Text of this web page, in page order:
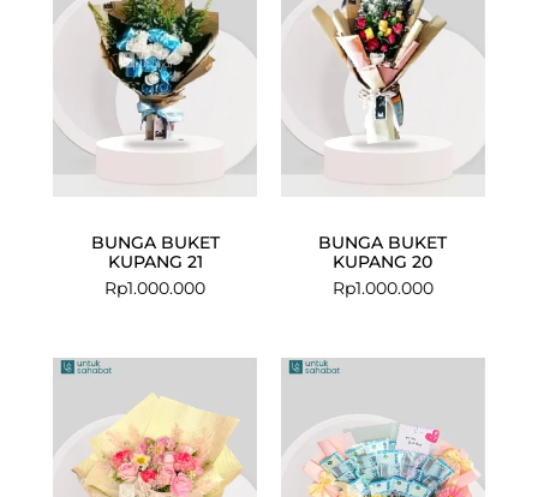
BUNGA BUKET
KUPANG 21
Rp1.000.000
BUNGA BUKET
KUPANG 20
Rp1.000.000